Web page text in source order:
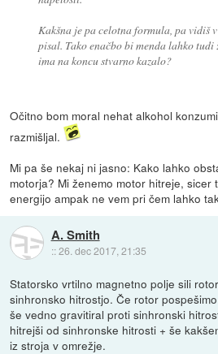
Kakšna je pa celotna formula, pa vidiš
pisal. Tako enačbo bi menda lahko tudi
ima na koncu stvarno kazalo?
Očitno bom moral nehat alkohol
razmišljal.
Mi pa še nekaj ni jasno: Kako lahko
motorja? Mi ženemo motor hitreje, sicer
energijo ampak ne vem pri čem lahko
A. Smith
::26. dec 2017, 21:35
Statorsko vrtilno magnetno polje sili
sinhronsko hitrostjo. Če rotor
še vedno gravitiral proti sinhronski
hitrejši od sinhronske hitrosti + še
iz stroja v omrežje.